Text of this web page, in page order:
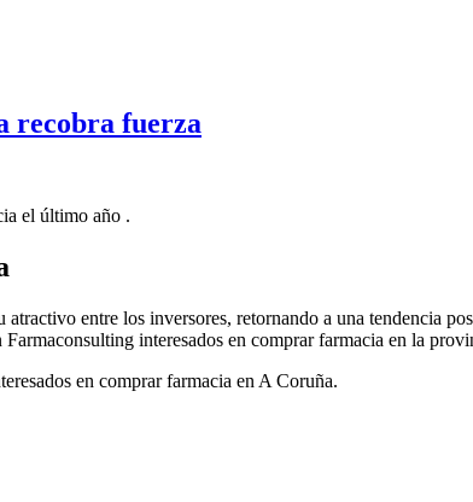
recobra fuerza
el último año .
atractivo entre los inversores, retornando a una tendencia
interesados en comprar farmacia en la
en comprar farmacia en A Coruña.